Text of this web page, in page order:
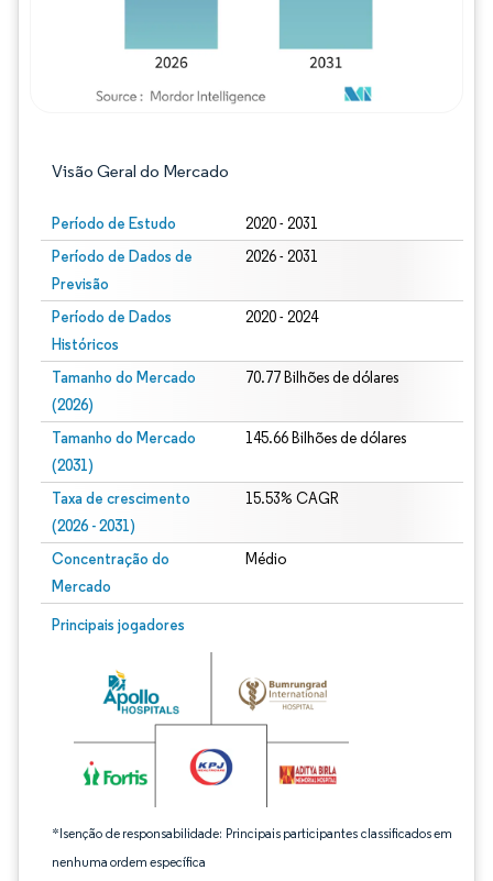
Visão Geral do Mercado
Período de Estudo 2020 - 2031
Período de Dados de
Previsão
2026 - 2031
Período de Dados
Históricos
2020 - 2024
Tamanho do Mercado
(2026)
70.77 Bilhões de dólares
Tamanho do Mercado
(2031)
145.66 Bilhões de dólares
Taxa de crescimento
(2026 - 2031)
15.53% CAGR
Concentração do
Mercado
Médio
Principais jogadores
*Isenção de responsabilidade: Principais participantes classificados em
nenhuma ordem específica
Imagem © Mordor Intelligence. O reuso requer atribuição conforme CC BY 4.0.